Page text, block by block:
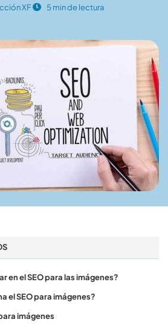
XF 5 min de lectura
en el SEO para las imágenes?
el SEO para imágenes?
imágenes